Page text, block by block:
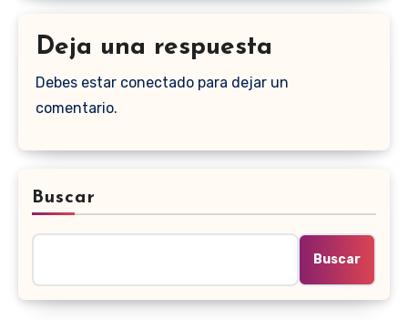
Deja una respuesta
Debes estar conectado para dejar un
comentario.
Buscar
Buscar